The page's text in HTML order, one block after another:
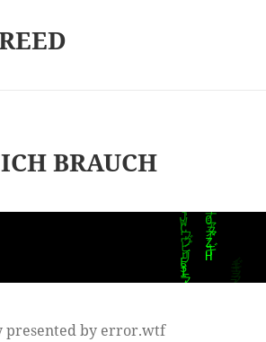
BRAUCH
presented by error.wtf